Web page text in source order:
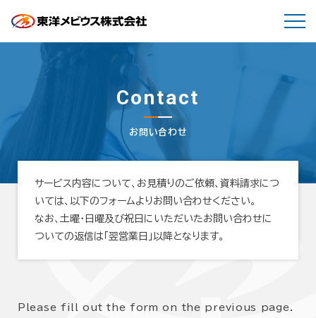
Contact
お問い合わせ
サービス内容について、お見積りのご依頼、資料請求につ
いては、以下のフォームよりお問い合わせください。
なお、土曜・日曜及び祝日にいただいたお問い合わせに
ついての返信は「翌営業日」以降となります。
Please fill out the form on the previous page.